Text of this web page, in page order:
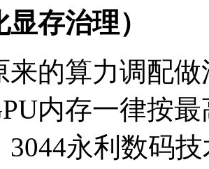
显存治理）
来的算力调配
GPU内存一律按
3044永利数码